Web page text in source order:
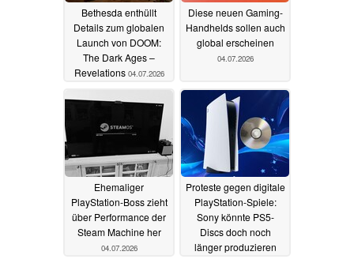
Bethesda enthüllt
Details zum globalen
Launch von DOOM:
The Dark Ages –
Revelations 04.07.2026
Diese neuen Gaming-
Handhelds sollen auch
global erscheinen
04.07.2026
Ehemaliger
PlayStation-Boss zieht
über Performance der
Steam Machine her
04.07.2026
Proteste gegen digitale
PlayStation-Spiele:
Sony könnte PS5-
Discs doch noch
länger produzieren